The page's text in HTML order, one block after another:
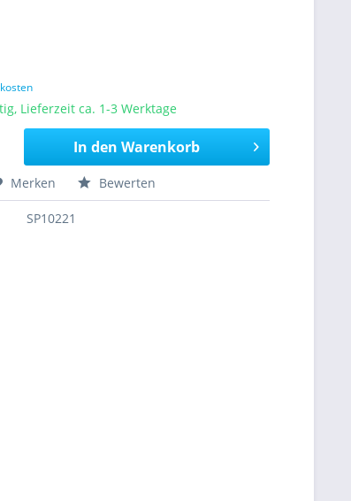
Lieferzeit ca. 1-3 Werktage
In den Warenkorb
Merken Bewerten
SP10221